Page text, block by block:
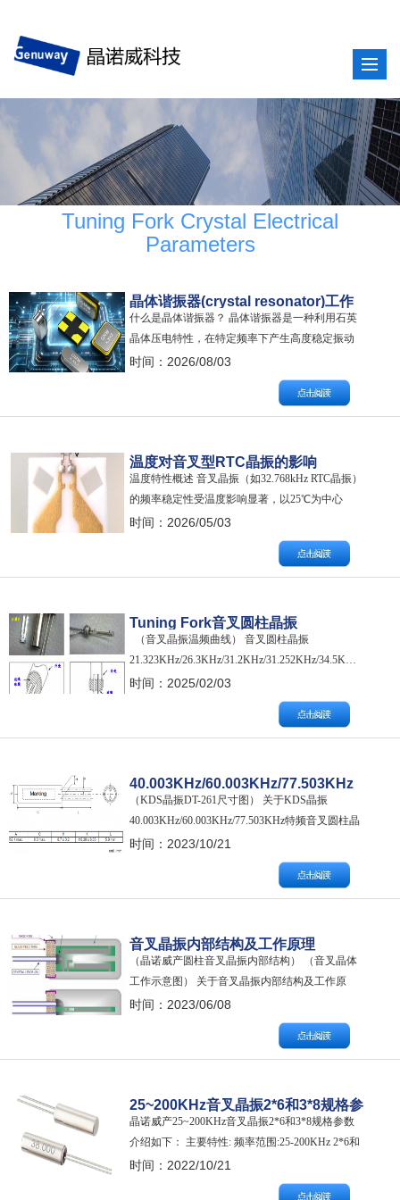
Tuning Fork Crystal Electrical
Parameters
晶体谐振器(crystal resonator)工作
原理及压电效应
什么是晶体谐振器？ 晶体谐振器是一种利用石英
晶体压电特性，在特定频率下产生高度稳定振动
的无源电子元件。 这种稳定振动与振荡电路结合
后，可用于生成电子电路的基准"节拍（时钟信
号）"。 其主要用途包括： 生成电子设备控制电
路（MCU/微控制器）的工作时序 作为通信设备的
时间：2026/08/03
温度对音叉型RTC晶振的影响
温度特性概述 音叉晶振（如32.768kHz RTC晶振）
的频率稳定性受温度影响显著，以25℃为中心
点，温度升高或降低均会导致频率下降，形成负
二次方抛物线的温度曲线。频率偏差与温度偏离
呈平方关系增长，即偏离25℃越多，频率漂移越
大。 温度系数与温漂量化 常见XY-cut音叉晶振的
时间：2026/05/03
Tuning Fork音叉圆柱晶振
21.323KHz/26.3KHz/31.2KHz/
（音叉晶振温频曲线） 音叉圆柱晶振
21.323KHz/26.3KHz/31.2KHz/31.252KHz/34.5KHz/40KHz/
电气参数电气参数如下： 两种尺寸可选：圆柱体
3mm*8mm、圆柱体2mm*6mm 1、Type型号：
时间：2025/02/03
40.003KHz/60.003KHz/77.503KHz
特频音叉圆柱晶振10PF ±20PPM规
格参数
（KDS晶振DT-261尺寸图） 关于KDS晶振
40.003KHz/60.003KHz/77.503KHz特频音叉圆柱晶
振10PF ±20PPM规格参数介绍如下： 品牌：KDS
晶振 NOMINAL FREQUENCY标称频率：
40.003KHz、60.003KHz、77.503KHz TYPE类别：
…
时间：2023/10/21
音叉晶振内部结构及工作原理
（晶诺威产圆柱音叉晶振内部结构） （音叉晶体
工作示意图） 关于音叉晶振内部结构及工作原
理，晶诺威科技介绍如下： 顾名思义，石英晶体
是由石英制成的。石英是一种天然物质，在地球
上随处可见，主要是石英砂和晶体形成的岩石
中。目前，石英是在高压釜中培养而成，比天然
石…
时间：2023/06/08
25~200KHz音叉晶振2*6和3*8规格参
数介绍
晶诺威产25~200KHz音叉晶振2*6和3*8规格参数
介绍如下： 主要特性: 频率范围:25-200KHz 2*6和
3*8圆柱形封装 适用于数码设备的所有时钟源 具
体电气参数如下： 电气参数 Electrical
时间：2022/10/21